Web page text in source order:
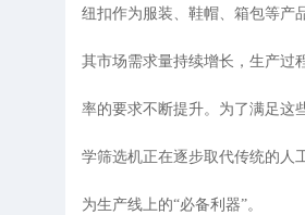
纽扣作为服装、鞋帽、箱包等产
其市场需求量持续增长，生产过
率的要求不断提升。为了满足这
学筛选机正在逐步取代传统的人
为生产线上的“必备利器”。